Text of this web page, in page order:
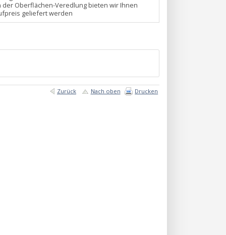
der Oberflächen-Veredlung bieten wir Ihnen
geliefert werden
Zurück Nach oben Drucken